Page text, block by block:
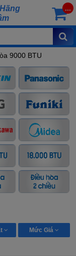
...
9000 BTU
Mức Giá